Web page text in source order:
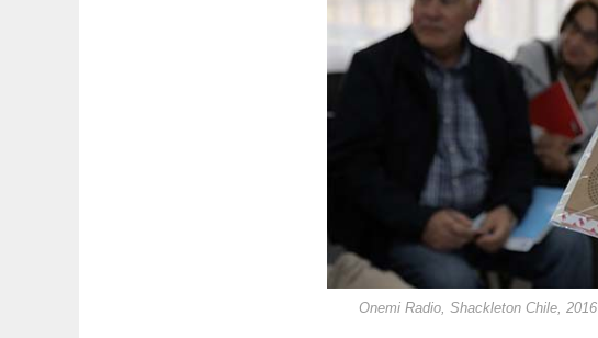
Onemi Radio, Shackleton Chile, 2016